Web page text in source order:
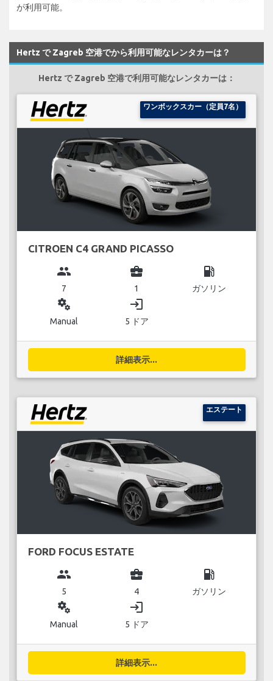
が利用可能。
Hertz で Zagreb 空港でから利用可能なレンタカーは？
Hertz で Zagreb 空港で利用可能なレンタカーは：
ワンボックスカー（定員7名）
CITROEN C4 GRAND PICASSO
group
7
business_center
1
local_gas_station
ガソリン
miscellaneous_services
Manual
login
5 ドア
詳細表示...
エステート
FORD FOCUS ESTATE
group
5
business_center
4
local_gas_station
ガソリン
miscellaneous_services
Manual
login
5 ドア
詳細表示...